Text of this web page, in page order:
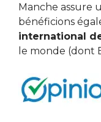
Manche assure
bénéficions
international
le monde (dont